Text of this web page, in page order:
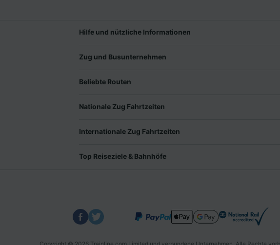
Hilfe und nützliche Informationen
Zug und Busunternehmen
Beliebte Routen
Nationale Zug Fahrtzeiten
Internationale Zug Fahrtzeiten
Top Reiseziele & Bahnhöfe